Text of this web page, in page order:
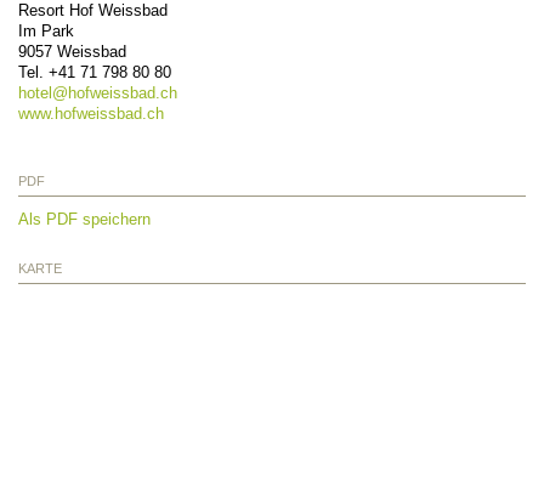
Resort Hof Weissbad
Im Park
9057 Weissbad
Tel. +41 71 798 80 80
hotel@ hofweissbad.ch
www.hofweissbad.ch
PDF
Als PDF speichern
KARTE